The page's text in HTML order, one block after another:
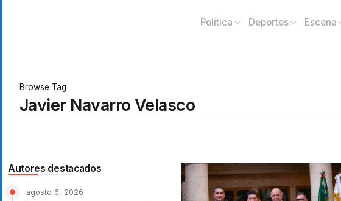
Política Deportes Escena
Browse Tag
Javier Navarro Velasco
Autores destacados
agosto 6, 2026